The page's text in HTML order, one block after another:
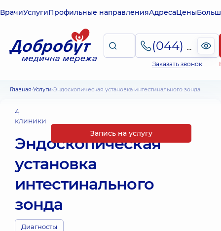
ВрачиУслугиПрофильные направленияАдресаЦены
(044) 495-2-888
Заказать звонок
Главная Услуги Эндоскопическая установка интестинального зонда
4
клиники
Эндоскопическая
установка
интестинального
зонда
Диагносты
Запись на услугу